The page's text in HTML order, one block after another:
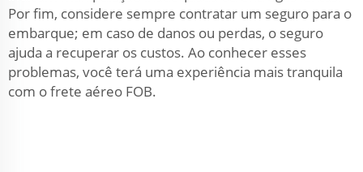
Por fim, considere sempre contratar um seguro para o
embarque; em caso de danos ou perdas, o seguro
ajuda a recuperar os custos. Ao conhecer esses
problemas, você terá uma experiência mais tranquila
com o frete aéreo FOB.